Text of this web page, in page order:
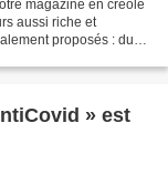
magazine en créole
aussi riche et
proposés : du
» est